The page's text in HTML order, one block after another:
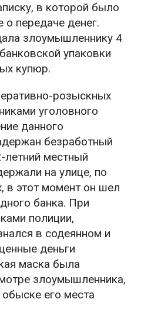
в которой было
о передаче денег.
злоумышленнику 4
упаковки
купюр.
розыскных
уголовного
данного
безработный
летний местный
на улице, по
в этот момент он шел
банка. При
полиции,
в содеянном и
деньги
маска была
злоумышленника,
его места